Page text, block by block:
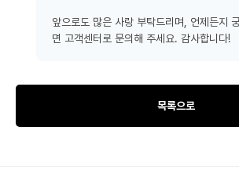
앞으로도 많은 사랑 부탁드리며, 언제든지
면 고객센터로 문의해 주세요. 감사합니다!
목록으로